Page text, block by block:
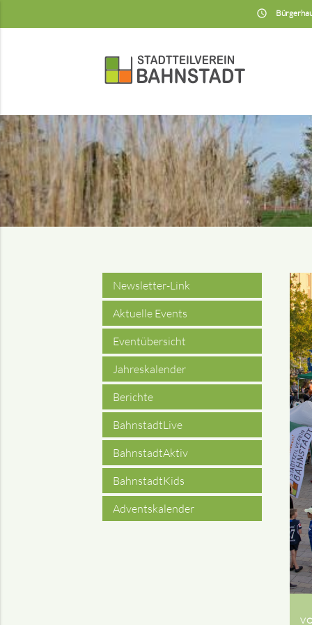
insert_schedule
Newsletter-Link
Aktuelle Events
Eventübersicht
Jahreskalender
Berichte
BahnstadtLive
BahnstadtAktiv
BahnstadtKids
Adventskalender